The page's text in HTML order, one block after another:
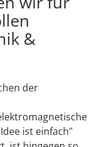
&
der
ist einfach"